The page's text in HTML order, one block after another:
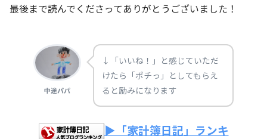
最後まで読んでくださってありがとうございました！
中途パパ
↓「いいね！」と感じていただ
けたら「ポチっ」としてもらえ
ると励みになります
▶「家計簿日記」ランキ